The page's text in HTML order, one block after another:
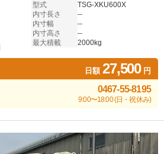
型式
TSG-XKU600X
内寸長さ
--
内寸幅
--
内寸高さ
--
最大積載
2000kg
日額27,500円
0467-55-8195
9:00〜18:00 (日・祝休み)